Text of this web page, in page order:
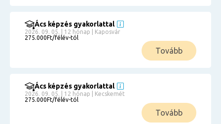
Ács képzés gyakorlattal
2026. 09. 05. | 12 hónap | Kaposvár
275.000Ft/félév-tól
Tovább
Ács képzés gyakorlattal
2026. 09. 05. | 12 hónap | Kecskemét
275.000Ft/félév-tól
Tovább